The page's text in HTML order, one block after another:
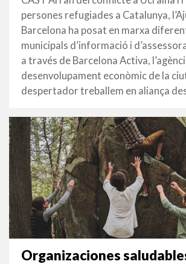
persones refugiades a Catalunya,
Barcelona ha posat en marxa
municipals d’informació i
a través de Barcelona Activa,
desenvolupament econòmic de la
despertador treballem en aliança
Organizaciones